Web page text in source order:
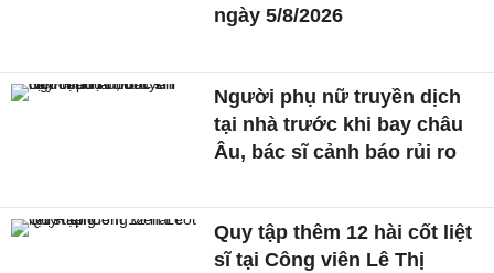
ngày 5/8/2026
Người phụ nữ truyền dịch
tại nhà trước khi bay châu
Âu, bác sĩ cảnh báo rủi ro
Quy tập thêm 12 hài cốt liệt
sĩ tại Công viên Lê Thị